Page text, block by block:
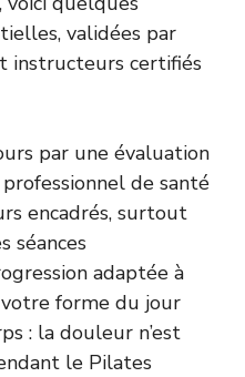
validées par
instructeurs certifiés
par une évaluation
de santé
encadrés, surtout
séances
adaptée à
forme du jour
: la douleur n’est
le Pilates